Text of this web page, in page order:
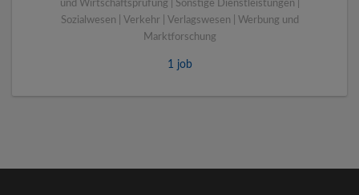
und Wirtschaftsprüfung | Sonstige Dienstleistungen |
Sozialwesen | Verkehr | Verlagswesen | Werbung und
Marktforschung
1 job